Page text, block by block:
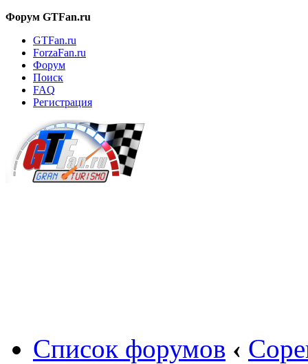
Форум GTFan.ru
GTFan.ru
ForzaFan.ru
Форум
Поиск
FAQ
Регистрация
Список форумов ‹